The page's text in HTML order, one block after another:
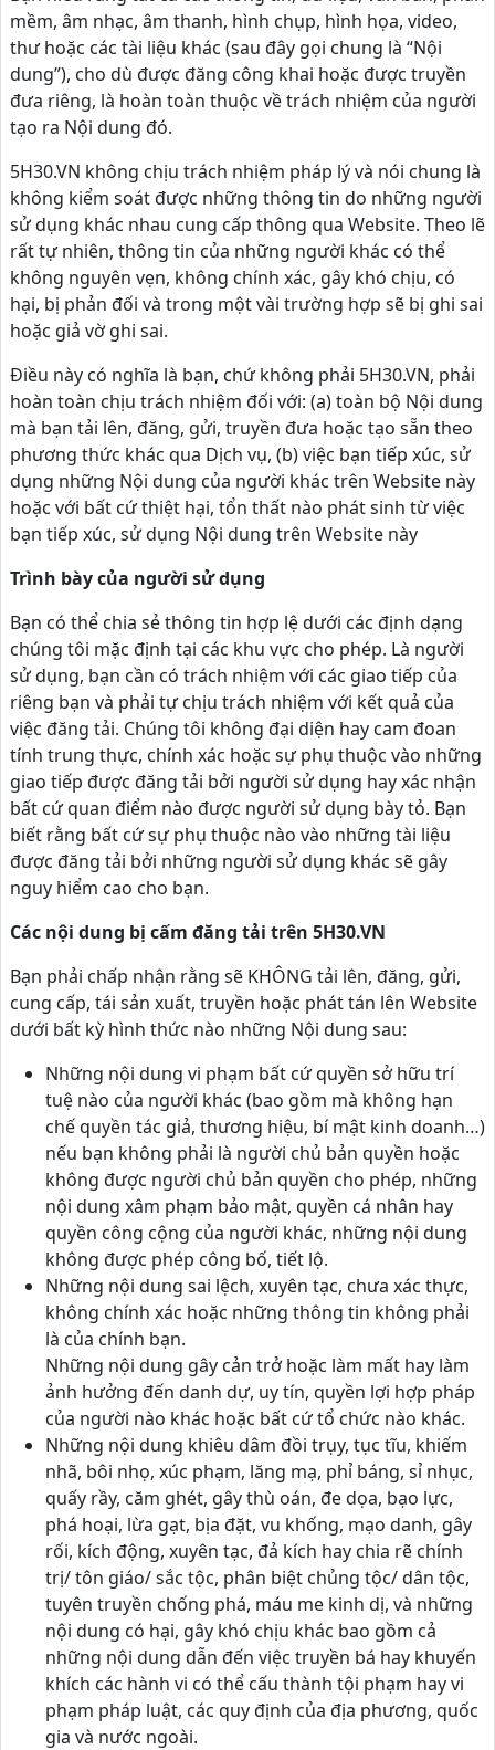
mềm, âm nhạc, âm thanh, hình chụp, hình họa, video,
thư hoặc các tài liệu khác (sau đây gọi chung là “Nội
dung”), cho dù được đăng công khai hoặc được truyền
đưa riêng, là hoàn toàn thuộc về trách nhiệm của người
tạo ra Nội dung đó.
5H30.VN không chịu trách nhiệm pháp lý và nói chung là
không kiểm soát được những thông tin do những người
sử dụng khác nhau cung cấp thông qua Website. Theo lẽ
rất tự nhiên, thông tin của những người khác có thể
không nguyên vẹn, không chính xác, gây khó chịu, có
hại, bị phản đối và trong một vài trường hợp sẽ bị ghi sai
hoặc giả vờ ghi sai.
Điều này có nghĩa là bạn, chứ không phải 5H30.VN, phải
hoàn toàn chịu trách nhiệm đối với: (a) toàn bộ Nội dung
mà bạn tải lên, đăng, gửi, truyền đưa hoặc tạo sẵn theo
phương thức khác qua Dịch vụ, (b) việc bạn tiếp xúc, sử
dụng những Nội dung của người khác trên Website này
hoặc với bất cứ thiệt hại, tổn thất nào phát sinh từ việc
bạn tiếp xúc, sử dụng Nội dung trên Website này
Trình bày của người sử dụng
Bạn có thể chia sẻ thông tin hợp lệ dưới các định dạng
chúng tôi mặc định tại các khu vực cho phép. Là người
sử dụng, bạn cần có trách nhiệm với các giao tiếp của
riêng bạn và phải tự chịu trách nhiệm với kết quả của
việc đăng tải. Chúng tôi không đại diện hay cam đoan
tính trung thực, chính xác hoặc sự phụ thuộc vào những
giao tiếp được đăng tải bởi người sử dụng hay xác nhận
bất cứ quan điểm nào được người sử dụng bày tỏ. Bạn
biết rằng bất cứ sự phụ thuộc nào vào những tài liệu
được đăng tải bởi những người sử dụng khác sẽ gây
nguy hiểm cao cho bạn.
Các nội dung bị cấm đăng tải trên 5H30.VN
Bạn phải chấp nhận rằng sẽ KHÔNG tải lên, đăng, gửi,
cung cấp, tái sản xuất, truyền hoặc phát tán lên Website
dưới bất kỳ hình thức nào những Nội dung sau:
Những nội dung vi phạm bất cứ quyền sở hữu trí
tuệ nào của người khác (bao gồm mà không hạn
chế quyền tác giả, thương hiệu, bí mật kinh doanh…)
nếu bạn không phải là người chủ bản quyền hoặc
không được người chủ bản quyền cho phép, những
nội dung xâm phạm bảo mật, quyền cá nhân hay
quyền công cộng của người khác, những nội dung
không được phép công bố, tiết lộ.
Những nội dung sai lệch, xuyên tạc, chưa xác thực,
không chính xác hoặc những thông tin không phải
là của chính bạn.
Những nội dung gây cản trở hoặc làm mất hay làm
ảnh hưởng đến danh dự, uy tín, quyền lợi hợp pháp
của người nào khác hoặc bất cứ tổ chức nào khác.
Những nội dung khiêu dâm đồi trụy, tục tĩu, khiếm
nhã, bôi nhọ, xúc phạm, lăng mạ, phỉ báng, sỉ nhục,
quấy rầy, căm ghét, gây thù oán, đe dọa, bạo lực,
phá hoại, lừa gạt, bịa đặt, vu khống, mạo danh, gây
rối, kích động, xuyên tạc, đả kích hay chia rẽ chính
trị/ tôn giáo/ sắc tộc, phân biệt chủng tộc/ dân tộc,
tuyên truyền chống phá, máu me kinh dị, và những
nội dung có hại, gây khó chịu khác bao gồm cả
những nội dung dẫn đến việc truyền bá hay khuyến
khích các hành vi có thể cấu thành tội phạm hay vi
phạm pháp luật, các quy định của địa phương, quốc
gia và nước ngoài.